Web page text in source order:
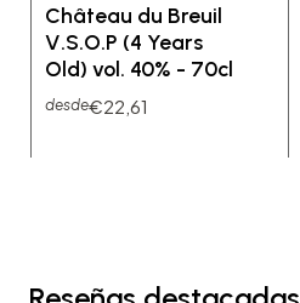
Château du Breuil
V.S.O.P (4 Years
Old) vol. 40% - 70cl
desde€22,61